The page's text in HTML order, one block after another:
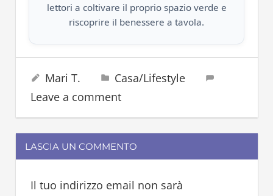
lettori a coltivare il proprio spazio verde e
riscoprire il benessere a tavola.
lifestyle17 Marzo 2022
Mari T.
Casa/Lifestyle
Leave a comment
LASCIA UN COMMENTO
Il tuo indirizzo email non sarà